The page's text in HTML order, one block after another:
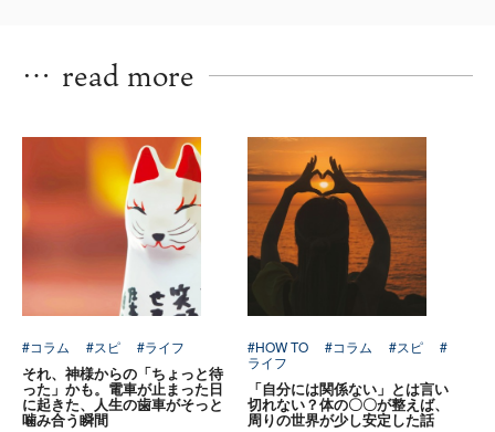
… read more
#コラム #スピ #ライフ
それ、神様からの「ちょっと待
った」かも。電車が止まった日
に起きた、人生の歯車がそっと
噛み合う瞬間
#HOW TO #コラム #スピ
#
ライフ
「自分には関係ない」とは言い
切れない？体の〇〇が整えば、
周りの世界が少し安定した話